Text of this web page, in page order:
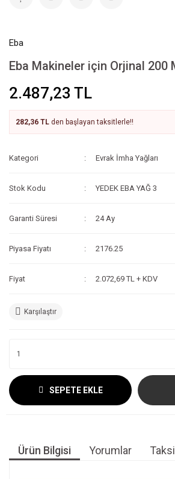
Eba
Eba Makineler için Orjinal 200
2.487,23 TL
282,36 TL den başlayan taksitlerle!!
Kategori Evrak İmha Yağları
Stok Kodu YEDEK EBA YAĞ 3
Garanti Süresi 24 Ay
Piyasa Fiyatı 2176.25
Fiyat 2.072,69 TL + KDV
Karşılaştır
SEPETE EKLE
Ürün Bilgisi Yorumlar